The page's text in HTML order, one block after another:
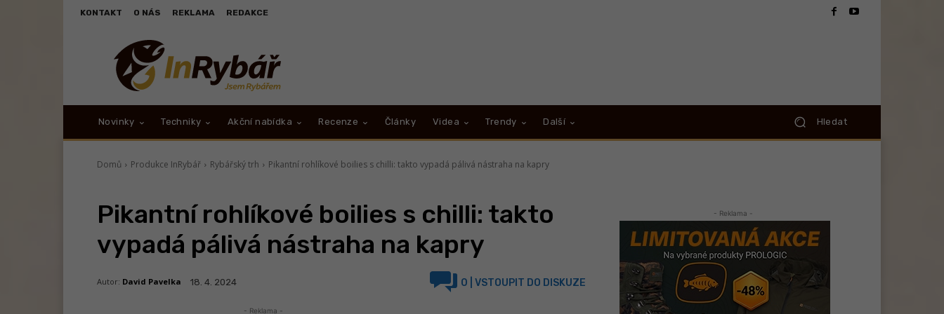
KONTAKT O NÁS REKLAMA REDAKCE
Novinky Techniky Akční nabídka Recenze Články Videa Trendy Další Hledat
Domů Produkce InRybář Rybářský trh Pikantní rohlíkové boilies s chilli: takto vypadá pálivá nástraha na kapry
Pikantní rohlíkové boilies s chilli: takto
vypadá pálivá nástraha na kapry
Autor: David Pavelka 18. 4. 2024 0 | VSTOUPIT DO DISKUZE
- Reklama -
- Reklama -